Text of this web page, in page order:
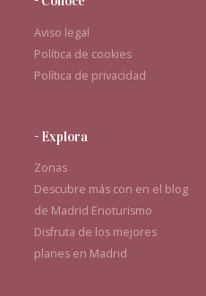
Aviso legal
Política de cookies
Política de privacidad
- Explora
Zonas
Descubre más con en el blog
de Madrid Enoturismo
Disfruta de los mejores
planes en Madrid